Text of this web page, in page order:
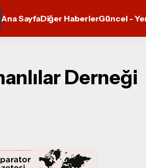
Ana SayfaDiğer HaberlerGüncel -
Derneği